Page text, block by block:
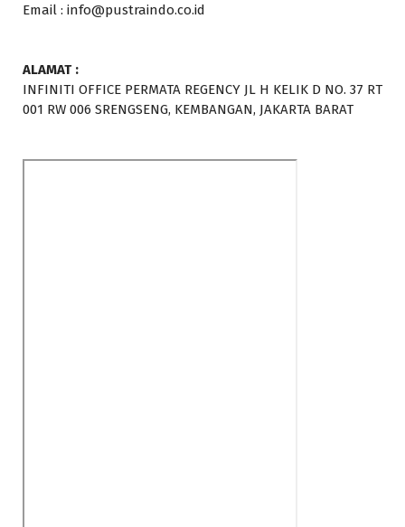
Email : info@pustraindo.co.id
ALAMAT :
INFINITI OFFICE PERMATA REGENCY JL H KELIK D NO. 37 RT
001 RW 006 SRENGSENG, KEMBANGAN, JAKARTA BARAT